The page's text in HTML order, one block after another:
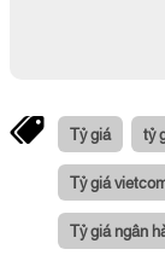
Tỷ giá tỷ
Tỷ giá
Tỷ giá ngân